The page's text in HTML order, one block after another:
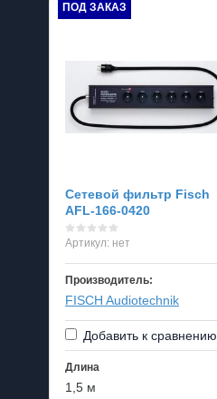
ПОД ЗАКАЗ
Сетевой фильтр Fisch
AFL-166-0420
Артикул: нет
Производитель:
FISCH Audiotechnik
Добавить к сравнению
Длина
1,5 м